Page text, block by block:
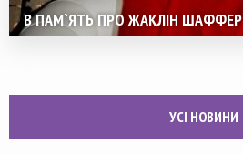
В ПАМ`ЯТЬ ПРО ЖАКЛІН ШАФФЕР
УСІ НОВИНИ